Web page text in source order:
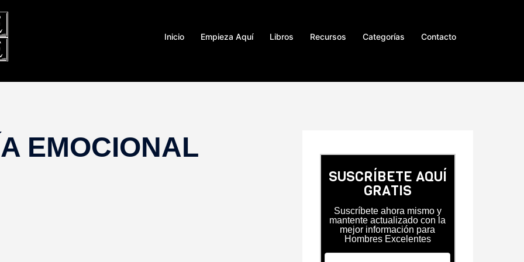
Inicio Empieza Aquí Libros Recursos Categorías Contacto
EMOCIONAL
SUSCRÍBETE AQUÍ
GRATIS
Suscríbete ahora mismo y
mantente actualizado con la
mejor información para
Hombres Excelentes